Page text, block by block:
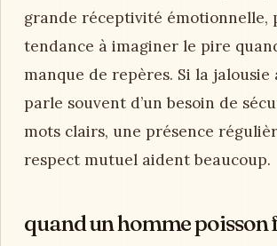
grande réceptivité émotionnelle,
tendance à imaginer le pire
manque de repères. Si la
parle souvent d’un besoin de
mots clairs, une présence
respect mutuel aident beaucoup.
quand un homme poisson